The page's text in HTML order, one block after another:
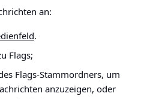
an:
.
Flags;
Flags-Stammordners, um
anzuzeigen, oder